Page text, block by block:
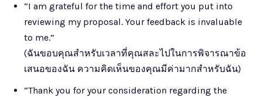
“I am grateful for the time and effort you put into
reviewing my proposal. Your feedback is invaluable
to me.”
(ฉันขอบคุณสำหรับเวลาที่คุณสละไปในการพิจารณาข้อ
เสนอของฉัน ความคิดเห็นของคุณมีค่ามากสำหรับฉัน)
“Thank you for your consideration regarding the